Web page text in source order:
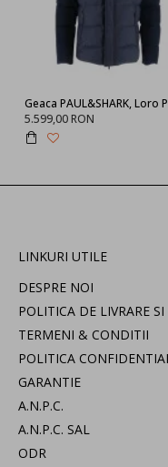
5.599,00 RON
LINKURI UTILE
DESPRE NOI
POLITICA DE LIVRARE SI
TERMENI & CONDITII
POLITICA
GARANTIE
A.N.P.C.
A.N.P.C. SAL
ODR